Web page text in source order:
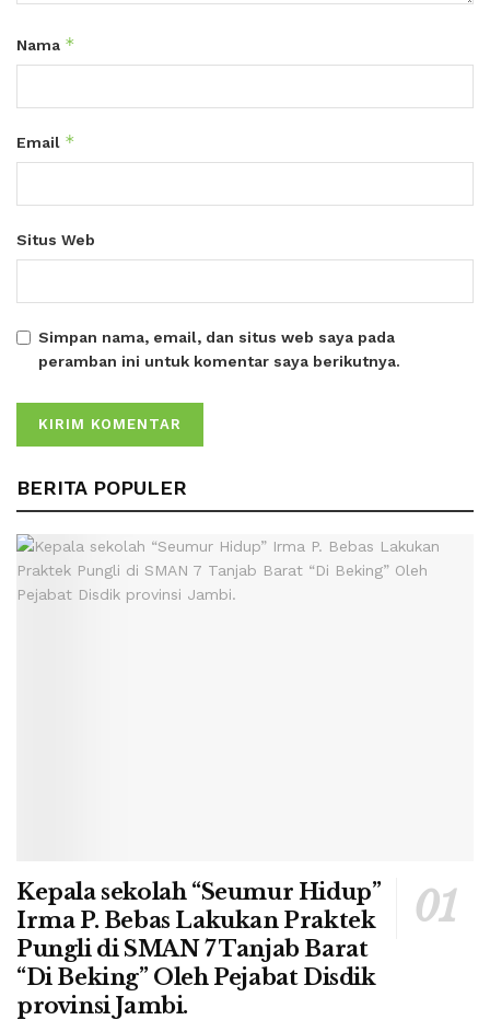
Nama *
Email *
Situs Web
Simpan nama, email, dan situs web saya pada
peramban ini untuk komentar saya berikutnya.
BERITA POPULER
Kepala sekolah “Seumur Hidup”
Irma P. Bebas Lakukan Praktek
Pungli di SMAN 7 Tanjab Barat
“Di Beking” Oleh Pejabat Disdik
provinsi Jambi.